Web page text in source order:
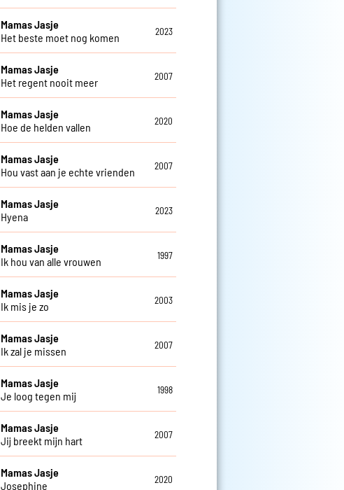
Mamas Jasje
Het beste moet nog komen
2023
Mamas Jasje
Het regent nooit meer
2007
Mamas Jasje
Hoe de helden vallen
2020
Mamas Jasje
Hou vast aan je echte vrienden
2007
Mamas Jasje
Hyena
2023
Mamas Jasje
Ik hou van alle vrouwen
1997
Mamas Jasje
Ik mis je zo
2003
Mamas Jasje
Ik zal je missen
2007
Mamas Jasje
Je loog tegen mij
1998
Mamas Jasje
Jij breekt mijn hart
2007
Mamas Jasje
Josephine
2020